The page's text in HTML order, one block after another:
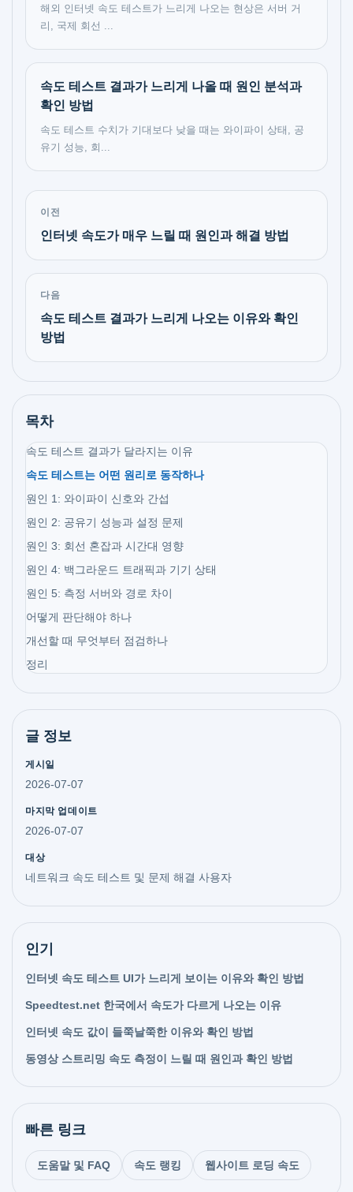
해외 인터넷 속도 테스트가 느리게 나오는 현상은 서버 거
리, 국제 회선 ...
속도 테스트 결과가 느리게 나올 때 원인 분석과
확인 방법
속도 테스트 수치가 기대보다 낮을 때는 와이파이 상태, 공
유기 성능, 회...
이전
인터넷 속도가 매우 느릴 때 원인과 해결 방법
다음
속도 테스트 결과가 느리게 나오는 이유와 확인
방법
목차
속도 테스트 결과가 달라지는 이유
속도 테스트는 어떤 원리로 동작하나
원인 1: 와이파이 신호와 간섭
원인 2: 공유기 성능과 설정 문제
원인 3: 회선 혼잡과 시간대 영향
원인 4: 백그라운드 트래픽과 기기 상태
원인 5: 측정 서버와 경로 차이
어떻게 판단해야 하나
개선할 때 무엇부터 점검하나
정리
글 정보
게시일
2026-07-07
마지막 업데이트
2026-07-07
대상
네트워크 속도 테스트 및 문제 해결 사용자
인기
인터넷 속도 테스트 UI가 느리게 보이는 이유와 확인 방법
Speedtest.net 한국에서 속도가 다르게 나오는 이유
인터넷 속도 값이 들쭉날쭉한 이유와 확인 방법
동영상 스트리밍 속도 측정이 느릴 때 원인과 확인 방법
빠른 링크
도움말 및 FAQ 속도 랭킹 웹사이트 로딩 속도